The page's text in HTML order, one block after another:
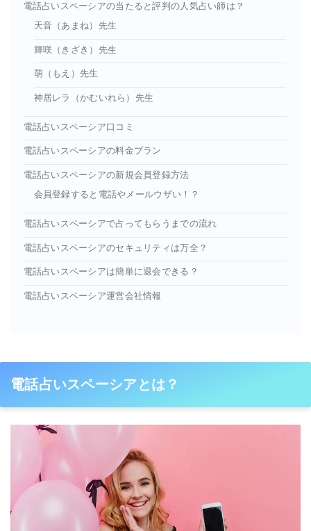
電話占いスペーシアの当たると評判の人気占い師は？
天音（あまね）先生
輝咲（きざき）先生
萌（もえ）先生
神居レラ（かむいれら）先生
電話占いスペーシア口コミ
電話占いスペーシアの料金プラン
電話占いスペーシアの新規会員登録方法
会員登録すると電話やメールウザい！？
電話占いスペーシアで占ってもらうまでの流れ
電話占いスペーシアのセキュリティは万全？
電話占いスペーシアは簡単に退会できる？
電話占いスペーシア運営会社情報
電話占いスペーシアとは？